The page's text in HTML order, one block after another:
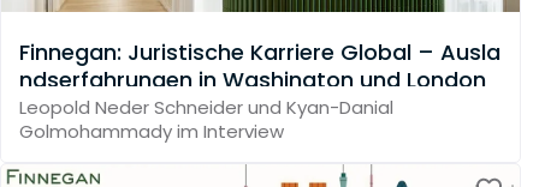
Finnegan: Juristische Karriere Global – Ausla
ndserfahrungen in Washington und London
Leopold Neder Schneider und Kyan-Danial
Golmohammady im Interview